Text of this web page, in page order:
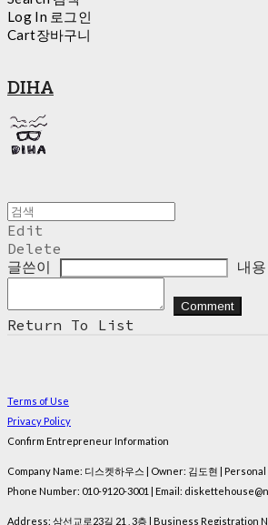
Log In 로그인
Cart장바구니
DIHA
Edit
Delete
글쓴이
내용
Comment
Return To List
Terms of Use
Privacy Policy
Confirm Entrepreneur Information
Company Name: 디스켓하우스 | Owner: 김도현 | Personal
Phone Number: 010-9120-3001 | Email:
Address: 삼선교로23길 21 , 3층 | Business Registration